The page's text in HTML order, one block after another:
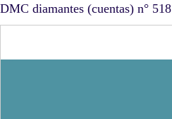
DMC diamantes (cuentas) n° 518